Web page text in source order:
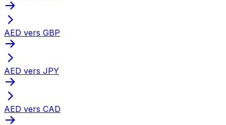
AED vers GBP
AED vers JPY
AED vers CAD